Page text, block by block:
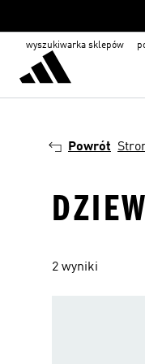
wyszukiwarka sklepów
Powrót
2 wyniki